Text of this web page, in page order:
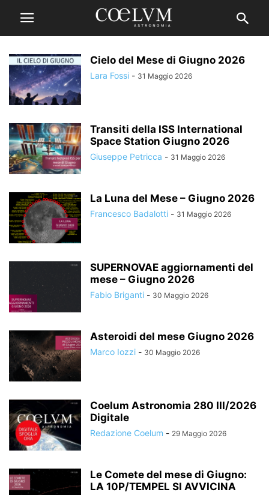
Cielo del Mese di Giugno 2026
Lara Fossi - 31 Maggio 2026
Transiti della ISS International
Space Station Giugno 2026
Giuseppe Petricca - 31 Maggio 2026
La Luna del Mese – Giugno 2026
Francesco Badalotti - 31 Maggio 2026
SUPERNOVAE aggiornamenti del
mese – Giugno 2026
Fabio Briganti - 30 Maggio 2026
Asteroidi del mese Giugno 2026
Marco Iozzi - 30 Maggio 2026
Coelum Astronomia 280 III/2026
Digitale
Redazione Coelum - 29 Maggio 2026
Le Comete del mese di Giugno:
LA 10P/TEMPEL SI AVVICINA